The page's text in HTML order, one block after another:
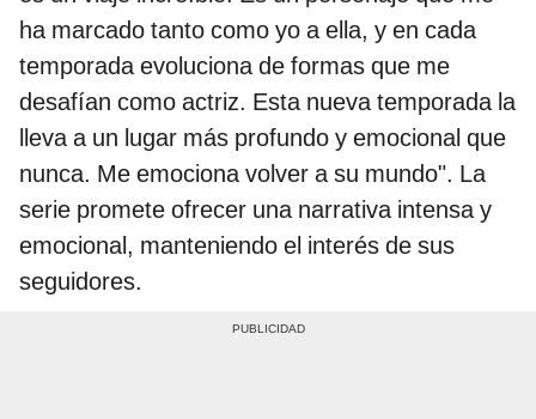
ha marcado tanto como yo a ella, y en cada
temporada evoluciona de formas que me
desafían como actriz. Esta nueva temporada la
lleva a un lugar más profundo y emocional que
nunca. Me emociona volver a su mundo". La
serie promete ofrecer una narrativa intensa y
emocional, manteniendo el interés de sus
seguidores.